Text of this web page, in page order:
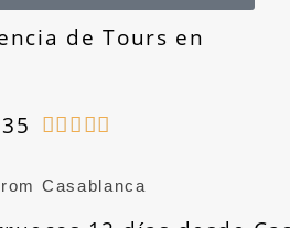
de Tours en
    
Casablanca